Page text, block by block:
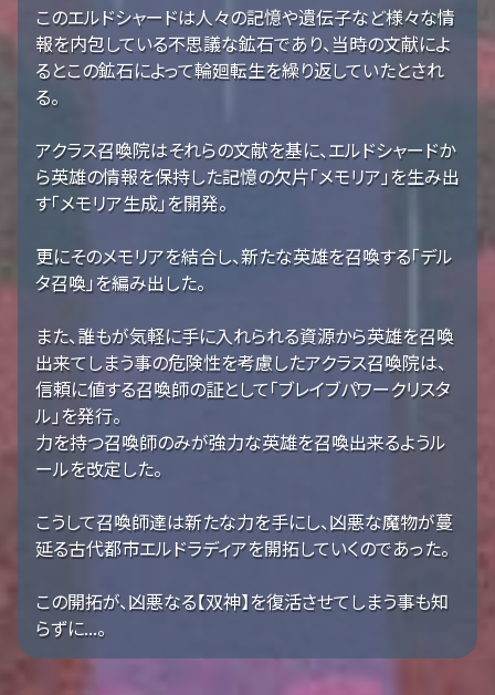
このエルドシャードは人々の記憶や遺伝子など様々な情
報を内包している不思議な鉱石であり、当時の文献によ
るとこの鉱石によって輪廻転生を繰り返していたとされ
る。
アクラス召喚院はそれらの文献を基に、エルドシャードか
ら英雄の情報を保持した記憶の欠片「メモリア」を生み出
す「メモリア生成」を開発。
更にそのメモリアを結合し、新たな英雄を召喚する「デル
タ召喚」を編み出した。
また、誰もが気軽に手に入れられる資源から英雄を召喚
出来てしまう事の危険性を考慮したアクラス召喚院は、
信頼に値する召喚師の証として「ブレイブパワークリスタ
ル」を発行。
力を持つ召喚師のみが強力な英雄を召喚出来るようル
ールを改定した。
こうして召喚師達は新たな力を手にし、凶悪な魔物が蔓
延る古代都市エルドラディアを開拓していくのであった。
この開拓が、凶悪なる【双神】を復活させてしまう事も知
らずに...。